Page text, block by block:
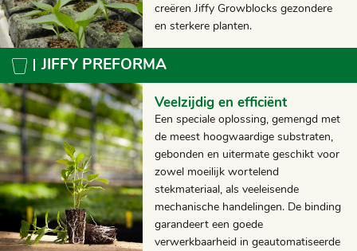
creëren Jiffy Growblocks gezondere
en sterkere planten.
JIFFY PREFORMA
Veelzijdig en efficiënt
Een speciale oplossing, gemengd met
de meest hoogwaardige substraten,
gebonden en uitermate geschikt voor
zowel moeilijk wortelend
stekmateriaal, als veeleisende
mechanische handelingen. De binding
garandeert een goede
verwerkbaarheid in geautomatiseerde